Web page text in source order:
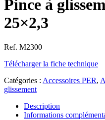
Pince à
25×2,3
Ref. M2300
Télécharger la fiche technique
Catégories : Accessoires PER,
glissement
Description
Informations